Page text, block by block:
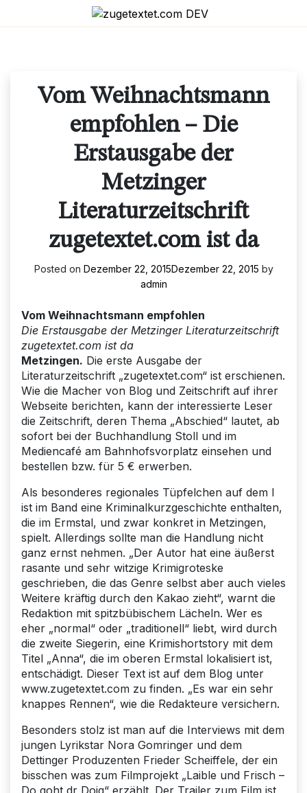
Vom Weihnachtsmann
empfohlen – Die
Erstausgabe der
Metzinger
Literaturzeitschrift
zugetextet.com ist da
Posted on Dezember 22, 2015Dezember 22, 2015 by
admin
Vom Weihnachtsmann empfohlen
Die Erstausgabe der Metzinger Literaturzeitschrift
zugetextet.com ist da
Metzingen. Die erste Ausgabe der
Literaturzeitschrift „zugetextet.com“ ist erschienen.
Wie die Macher von Blog und Zeitschrift auf ihrer
Webseite berichten, kann der interessierte Leser
die Zeitschrift, deren Thema „Abschied“ lautet, ab
sofort bei der Buchhandlung Stoll und im
Mediencafé am Bahnhofsvorplatz einsehen und
bestellen bzw. für 5 € erwerben.
Als besonderes regionales Tüpfelchen auf dem I
ist im Band eine Kriminalkurzgeschichte enthalten,
die im Ermstal, und zwar konkret in Metzingen,
spielt. Allerdings sollte man die Handlung nicht
ganz ernst nehmen. „Der Autor hat eine äußerst
rasante und sehr witzige Krimigroteske
geschrieben, die das Genre selbst aber auch vieles
Weitere kräftig durch den Kakao zieht“, warnt die
Redaktion mit spitzbübischem Lächeln. Wer es
eher „normal“ oder „traditionell“ liebt, wird durch
die zweite Siegerin, eine Krimishortstory mit dem
Titel „Anna“, die im oberen Ermstal lokalisiert ist,
entschädigt. Dieser Text ist auf dem Blog unter
www.zugetextet.com zu finden. „Es war ein sehr
knappes Rennen“, wie die Redakteure versichern.
Besonders stolz ist man auf die Interviews mit dem
jungen Lyrikstar Nora Gomringer und dem
Dettinger Produzenten Frieder Scheiffele, der ein
bisschen was zum Filmprojekt „Laible und Frisch –
Do goht dr Doig“ erzählt. Der Trailer zum Film ist